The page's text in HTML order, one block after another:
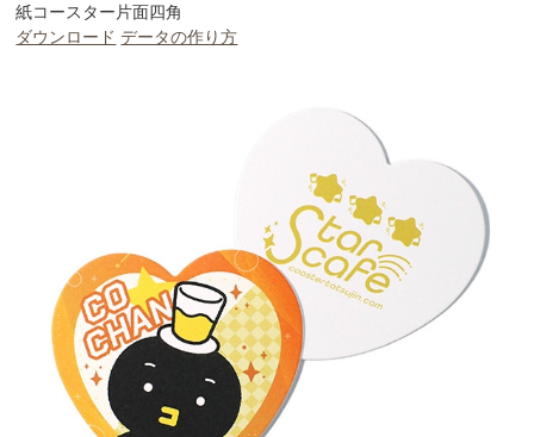
紙コースター片面四角
ダウンロード データの作り方